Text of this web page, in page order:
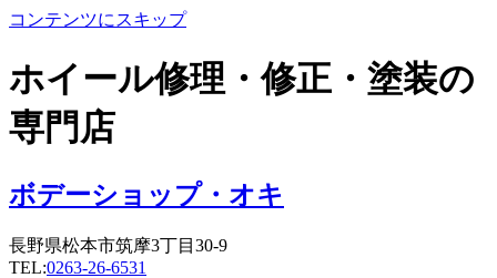
コンテンツにスキップ
ホイール修理・修正・塗装の
専門店
ボデーショップ・オキ
長野県松本市筑摩3丁目30-9
TEL:0263-26-6531